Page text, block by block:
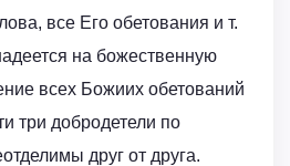
все Его обетования и т.
на божественную
всех Божиих обетований
три добродетели по
друг от друга.